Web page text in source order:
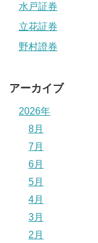
水戸証券
立花証券
野村證券
アーカイブ
2026年
8月
7月
6月
5月
4月
3月
2月